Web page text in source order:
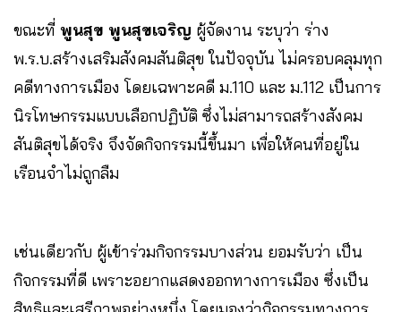
ขณะที่ พูนสุข พูนสุขเจริญ ผู้จัดงาน ระบุว่า ร่าง
พ.ร.บ.สร้างเสริมสังคมสันติสุข ในปัจจุบัน ไม่ครอบคลุมทุก
คดีทางการเมือง โดยเฉพาะคดี ม.110 และ ม.112 เป็นการ
นิรโทษกรรมแบบเลือกปฏิบัติ ซึ่งไม่สามารถสร้างสังคม
สันติสุขได้จริง จึงจัดกิจกรรมนี้ขึ้นมา เพื่อให้คนที่อยู่ใน
เรือนจำไม่ถูกลืม
เช่นเดียวกับ ผู้เข้าร่วมกิจกรรมบางส่วน ยอมรับว่า เป็น
กิจกรรมที่ดี เพราะอยากแสดงออกทางการเมือง ซึ่งเป็น